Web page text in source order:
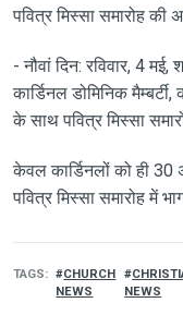
पवित्र मिस्सा समारोह की
- नौवां दिन: रविवार, 4
कार्डिनल डोमिनिक
के साथ पवित्र मिस्सा
केवल कार्डिनलों को ही
पवित्र मिस्सा समारोह में
TAGS
CHURCH
NEWS
NEWS